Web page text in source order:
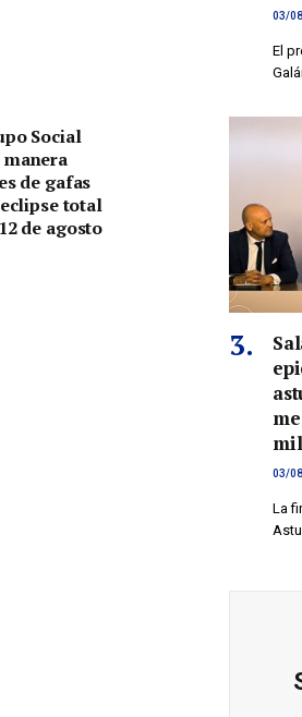
Social
manera
de gafas
total
de agosto
03/
El
03/
La